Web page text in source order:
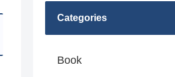
Categories
Book